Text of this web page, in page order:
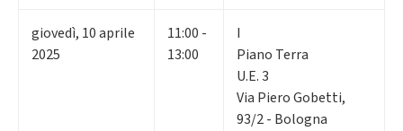
giovedì, 10aprile
2025
11:00 -
13:00
I
Piano Terra
U.E. 3
Via Piero Gobetti,
93/2 - Bologna